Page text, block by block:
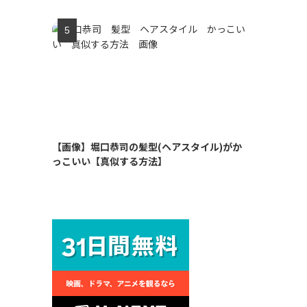
【画像】堀口恭司の髪型(ヘアスタイル)がか
っこいい【真似する方法】